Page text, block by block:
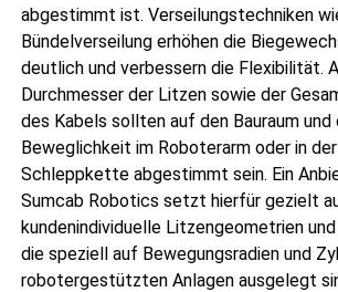
abgestimmt ist. Verseilungstechniken
Bündelverseilung erhöhen die
deutlich und verbessern die Flexibilität.
Durchmesser der Litzen sowie der
des Kabels sollten auf den Bauraum und
Beweglichkeit im Roboterarm oder in der
Schleppkette abgestimmt sein. Ein
Sumcab Robotics setzt hierfür gezielt
kundenindividuelle Litzengeometrien
die speziell auf Bewegungsradien und
robotergestützten Anlagen ausgelegt